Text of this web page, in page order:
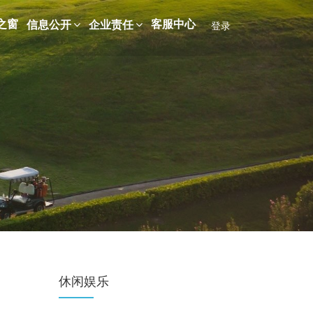
登录
窗 信息公开 企业责任 客服中心
休闲娱乐